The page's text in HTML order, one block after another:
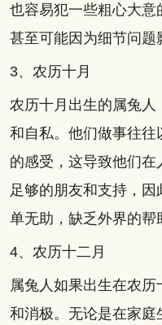
也容易犯一些粗心大意
甚至可能因为细节问题
3、农历十月
农历十月出生的属兔人
和自私。他们做事往往
的感受，这导致他们在
足够的朋友和支持，
单无助，缺乏外界的帮
4、农历十二月
属兔人如果出生在农
和消极。无论是在家